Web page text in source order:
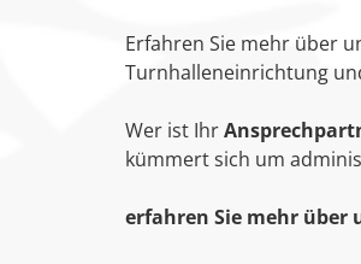
Erfahren Sie mehr über
Turnhalleneinrichtung
Wer ist Ihr
kümmert sich um
erfahren Sie mehr über